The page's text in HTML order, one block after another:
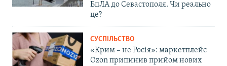
БпЛА до Севастополя. Чи реально
це?
СУСПІЛЬСТВО
«Крим – не Росія»: маркетплейс
Ozon припинив прийом нових